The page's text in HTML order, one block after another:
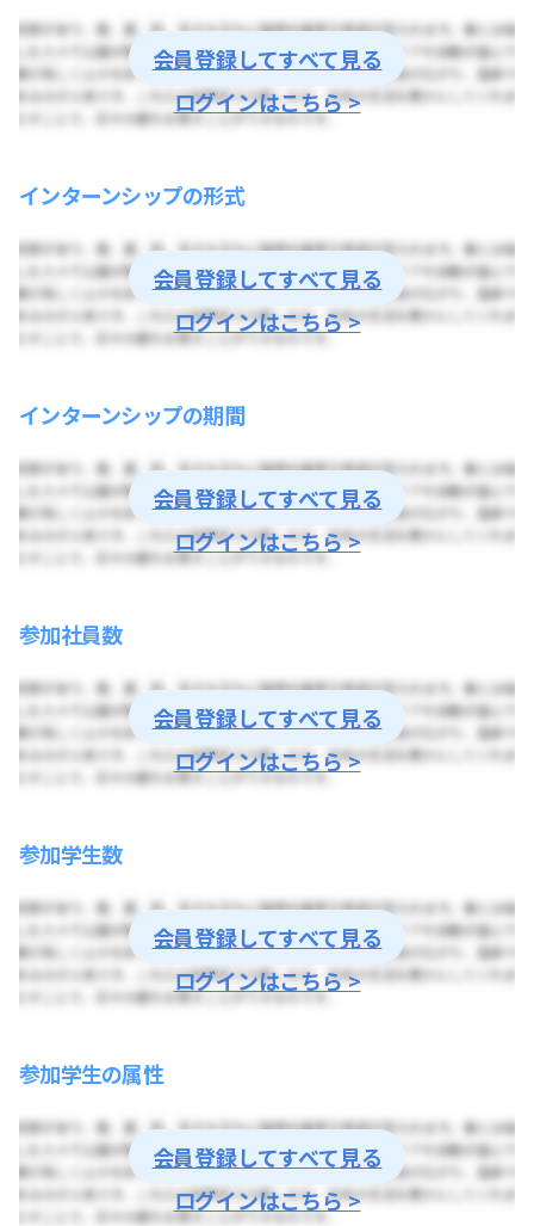
会員登録してすべて見る
ログインはこちら >
インターンシップの形式
会員登録してすべて見る
ログインはこちら >
インターンシップの期間
会員登録してすべて見る
ログインはこちら >
参加社員数
会員登録してすべて見る
ログインはこちら >
参加学生数
会員登録してすべて見る
ログインはこちら >
参加学生の属性
会員登録してすべて見る
ログインはこちら >